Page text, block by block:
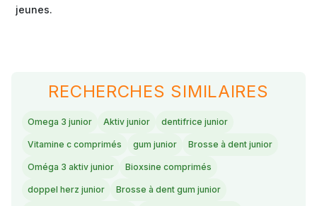
jeunes.
RECHERCHES SIMILAIRES
Omega 3 junior Aktiv junior dentifrice junior
Vitamine c comprimés gum junior Brosse à dent junior
Oméga 3 aktiv junior Bioxsine comprimés
doppel herz junior Brosse à dent gum junior